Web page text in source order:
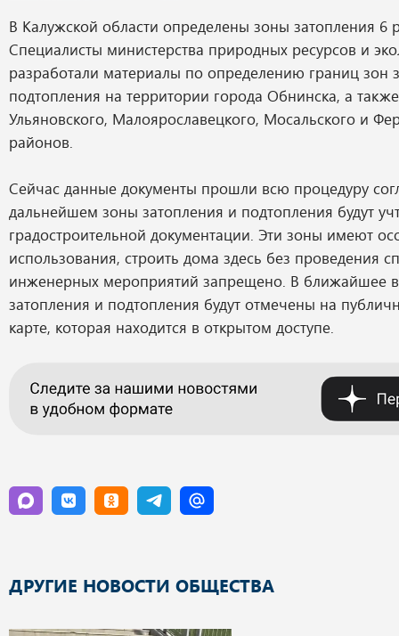
В Калужской области определены зоны затопления 6
Специалисты министерства природных ресурсов и
разработали материалы по определению границ зон
подтопления на территории города Обнинска, а
Ульяновского, Малоярославецкого, Мосальского и
районов.
Сейчас данные документы прошли всю процедуру
дальнейшем зоны затопления и подтопления будут
градостроительной документации. Эти зоны имеют
использования, строить дома здесь без проведения
инженерных мероприятий запрещено. В ближайшее
затопления и подтопления будут отмечены на
карте, которая находится в открытом доступе.
ДРУГИЕ НОВОСТИ ОБЩЕСТВА